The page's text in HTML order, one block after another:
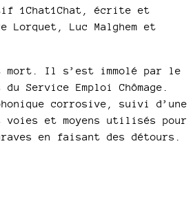
1Chat1Chat, écrite et
Lorquet, Luc Malghem et
mort. Il s’est immolé par le
Service Emploi Chômage.
corrosive, suivi d’une
voies et moyens utilisés pour
en faisant des détours.